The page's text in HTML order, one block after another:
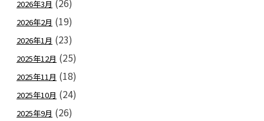
2026年3月 (26)
2026年2月 (19)
2026年1月 (23)
2025年12月 (25)
2025年11月 (18)
2025年10月 (24)
2025年9月 (26)